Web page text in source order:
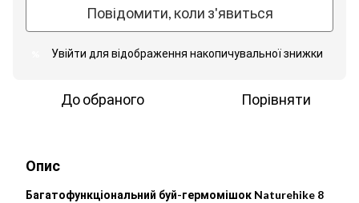
Повідомити, коли з'явиться
Увійти для відображення накопичувальної знижки
До обраного Порівняти
Опис
Багатофункціональний буй-гермомішок Naturehike 8